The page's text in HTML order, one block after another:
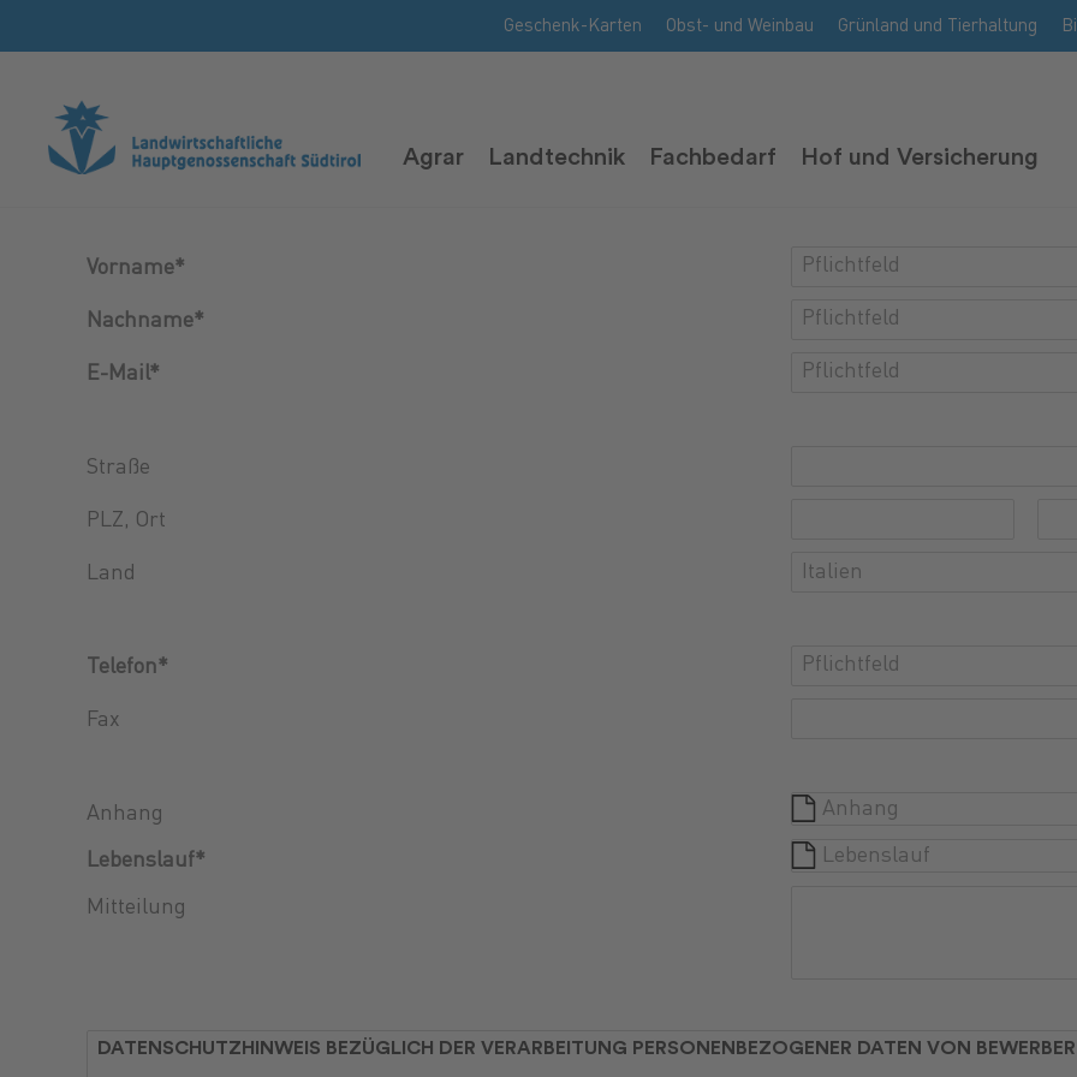
Geschenk-Karten Obst- und Weinbau Grünland und Tierhaltung
Agrar Landtechnik Fachbedarf Hof und Versicherung
Vorname*
Nachname*
E-Mail*
Straße
PLZ, Ort
Land Italien
Telefon*
Fax
Anhang Anhang
Lebenslauf* Lebenslauf
Mitteilung
DATENSCHUTZHINWEIS BEZÜGLICH DER VERARBEITUNG PERSONENBEZOGENER DATEN VON